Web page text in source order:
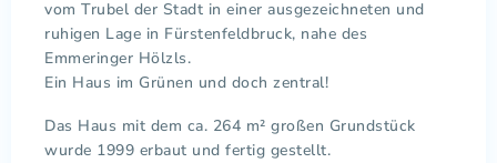
vom Trubel der Stadt in einer ausgezeichneten und
ruhigen Lage in Fürstenfeldbruck, nahe des
Emmeringer Hölzls.
Ein Haus im Grünen und doch zentral!
Das Haus mit dem ca. 264 m² großen Grundstück
wurde 1999 erbaut und fertig gestellt.